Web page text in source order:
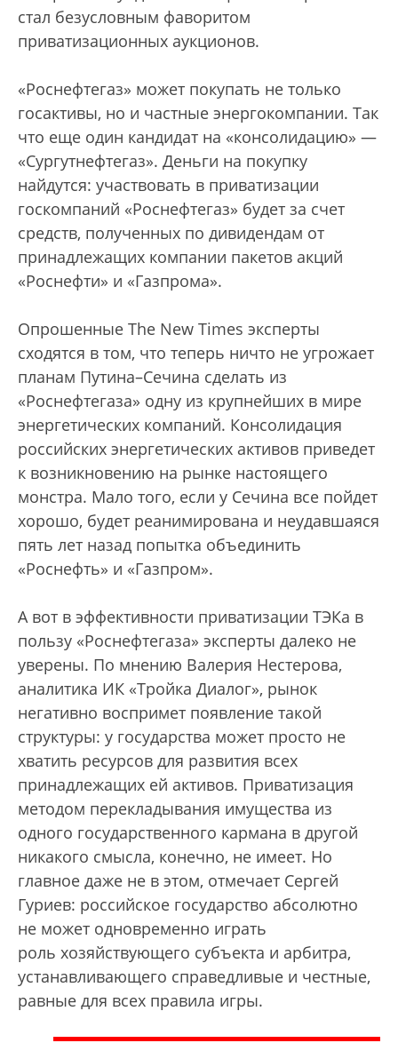
стал безусловным фаворитом
приватизационных аукционов.
«Роснефтегаз» может покупать не только
госактивы, но и частные энергокомпании. Так
что еще один кандидат на «консолидацию» —
«Сургутнефтегаз». Деньги на покупку
найдутся: участвовать в приватизации
госкомпаний «Роснефтегаз» будет за счет
средств, полученных по дивидендам от
принадлежащих компании пакетов акций
«Роснефти» и «Газпрома».
Опрошенные The New Times эксперты
сходятся в том, что теперь ничто не угрожает
планам Путина–Сечина сделать из
«Роснефтегаза» одну из крупнейших в мире
энергетических компаний. Консолидация
российских энергетических активов приведет
к возникновению на рынке настоящего
монстра. Мало того, если у Сечина все пойдет
хорошо, будет реанимирована и неудавшаяся
пять лет назад попытка объединить
«Роснефть» и «Газпром».
А вот в эффективности приватизации ТЭКа в
пользу «Роснефтегаза» эксперты далеко не
уверены. По мнению Валерия Нестерова,
аналитика ИК «Тройка Диалог», рынок
негативно воспримет появление такой
структуры: у государства может просто не
хватить ресурсов для развития всех
принадлежащих ей активов. Приватизация
методом перекладывания имущества из
одного государственного кармана в другой
никакого смысла, конечно, не имеет. Но
главное даже не в этом, отмечает Сергей
Гуриев: российское государство абсолютно
не может одновременно играть
роль хозяйствующего субъекта и арбитра,
устанавливающего справедливые и честные,
равные для всех правила игры.